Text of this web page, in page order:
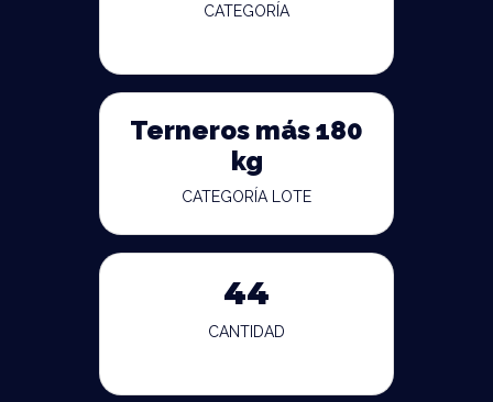
CATEGORÍA
Terneros más 180
kg
CATEGORÍA LOTE
44
CANTIDAD